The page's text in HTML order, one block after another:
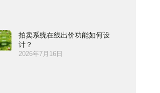
拍卖系统在线出价功能如何设
计？
2026年7月16日